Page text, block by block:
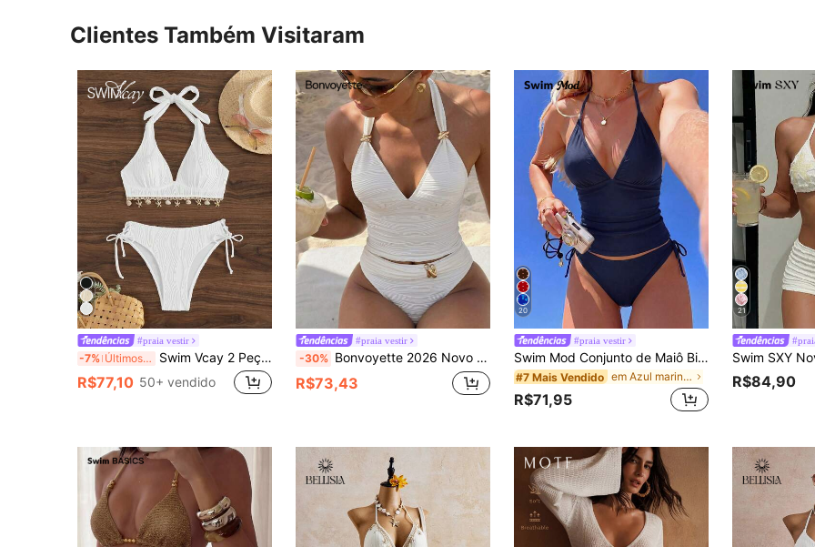
Clientes Também Visitaram
#praia vestir
-7% Últimos 3 dias Swim Vcay 2 Peças Conjunto de Maiô Bikini com Top Halter e Maiô Bikini Triângulo com Decote em V com Estampa Floral Abricó e Bainha para Mulheres, Praia e Férias de Verão
R$77,10 50+ vendido
#praia vestir
-30% Bonvoyette 2026 Novo Conjunto de Maiô Bikini Tankini Feminino de Cor Sólida com Tecido Texturizado, Alças Finas, Decote em V com Amarração e Decoração de Metal Premium, Estilo Casual de Verão para Praia e Férias
R$73,43
20
#praia vestir
Swim Mod Conjunto de Maiô Bikini Feminino 2 Peças Cor Sólida Sexy Fofo com Alça Fina e Amarração, Top Regata e Maiô Bikini Triângulo, Conjunto de Maiô Bikini Casual Elegante para Férias na Praia e Festa do Dia dos Namorados
#7 Mais Vendido em Azul marinho Tankinis Femininos
R$71,95
21
R$84,90